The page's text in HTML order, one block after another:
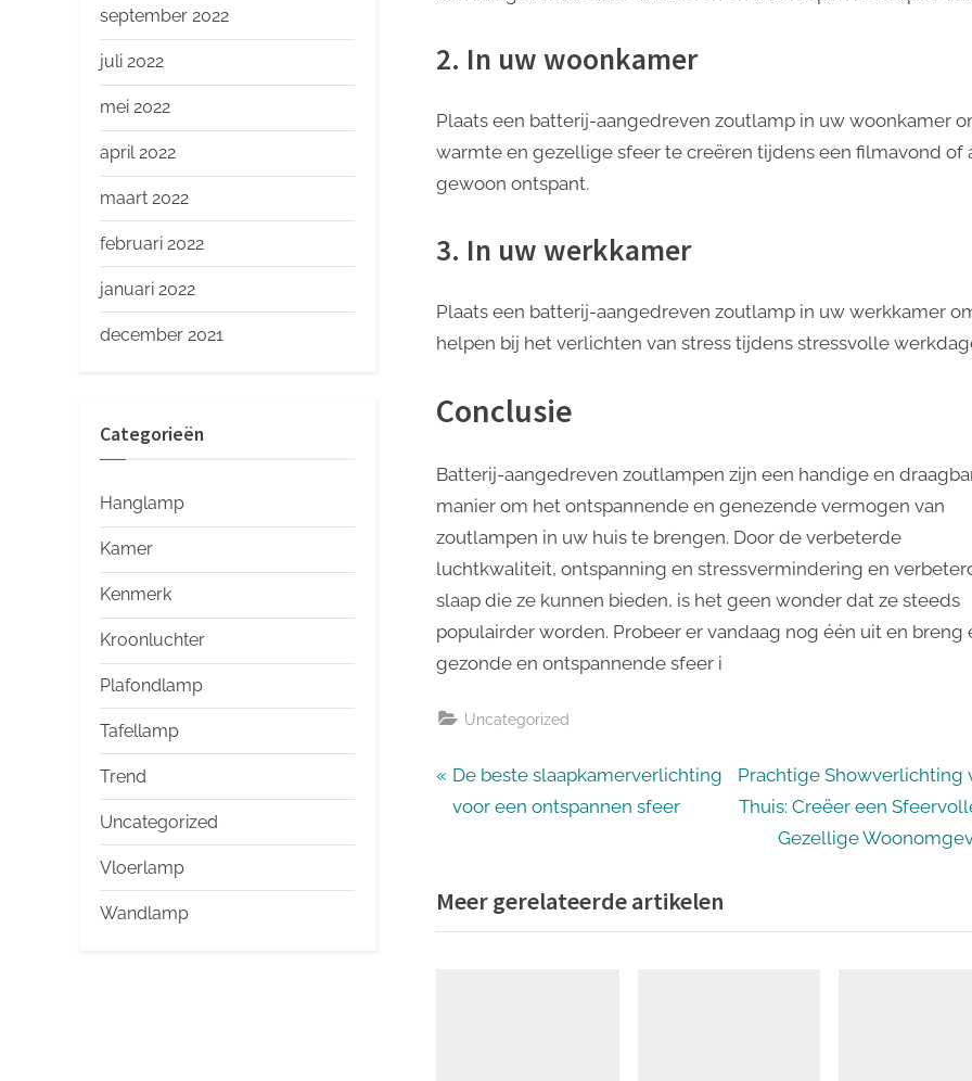
2. In uw woonkamer
Plaats een batterij-aangedreven zoutlamp in uw woonkamer
​​warmte en gezellige sfeer te creëren tijdens een filmavond of
gewoon ontspant.
3. In uw werkkamer
Plaats een batterij-aangedreven zoutlamp in uw werkkamer
helpen bij het verlichten van stress tijdens stressvolle
Conclusie
Batterij-aangedreven zoutlampen zijn een handige en
manier om het ontspannende en genezende vermogen van
zoutlampen in uw huis te brengen. Door de verbeterde
luchtkwaliteit, ontspanning en stressvermindering en
slaap die ze kunnen bieden, is het geen wonder dat ze steeds
populairder worden. Probeer er vandaag nog één uit en breng
gezonde en ontspannende sfeer i
Uncategorized
Bericht
P
r
i
o
De beste slaapkamerverlichting
voor een ontspannen sfeer
N
e
o
Prachtige Showverlichting
Thuis: Creëer een
Gezellige
Meer gerelateerde artikelen
september 2022
juli 2022
mei 2022
april 2022
maart 2022
februari 2022
januari 2022
december 2021
Categorieën
Hanglamp
Kamer
Kenmerk
Kroonluchter
Plafondlamp
Tafellamp
Trend
Uncategorized
Vloerlamp
Wandlamp